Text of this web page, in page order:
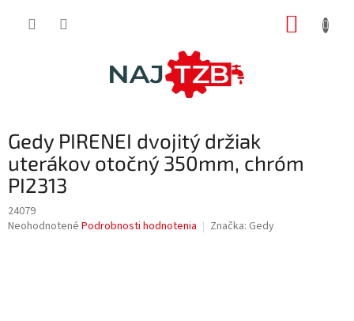
Gedy PIRENEI dvojitý držiak
uterákov otočný 350mm, chróm
PI2313
24079
Priemerné
Neohodnotené Podrobnosti hodnotenia Značka: Gedy